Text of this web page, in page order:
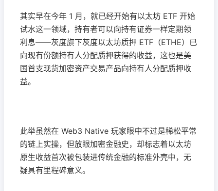
其实早在今年 1 月，就已经开始有以太坊 ETF 开始
试水这一领域，持有者可以向持有证券一样定期领
利息——灰度旗下灰度以太坊质押 ETF（ETHE）已
向现有份额持有人分配质押获得的收益，这也是美
国首支现货加密资产交易产品向持有人分配质押收
益。
此举虽然在 Web3 Native 玩家眼中不过是稀松平常
的链上实操，但放眼加密金融史，却标志着以太坊
原生收益首次被包装进传统金融的标准外壳中，无
疑具有里程碑意义。